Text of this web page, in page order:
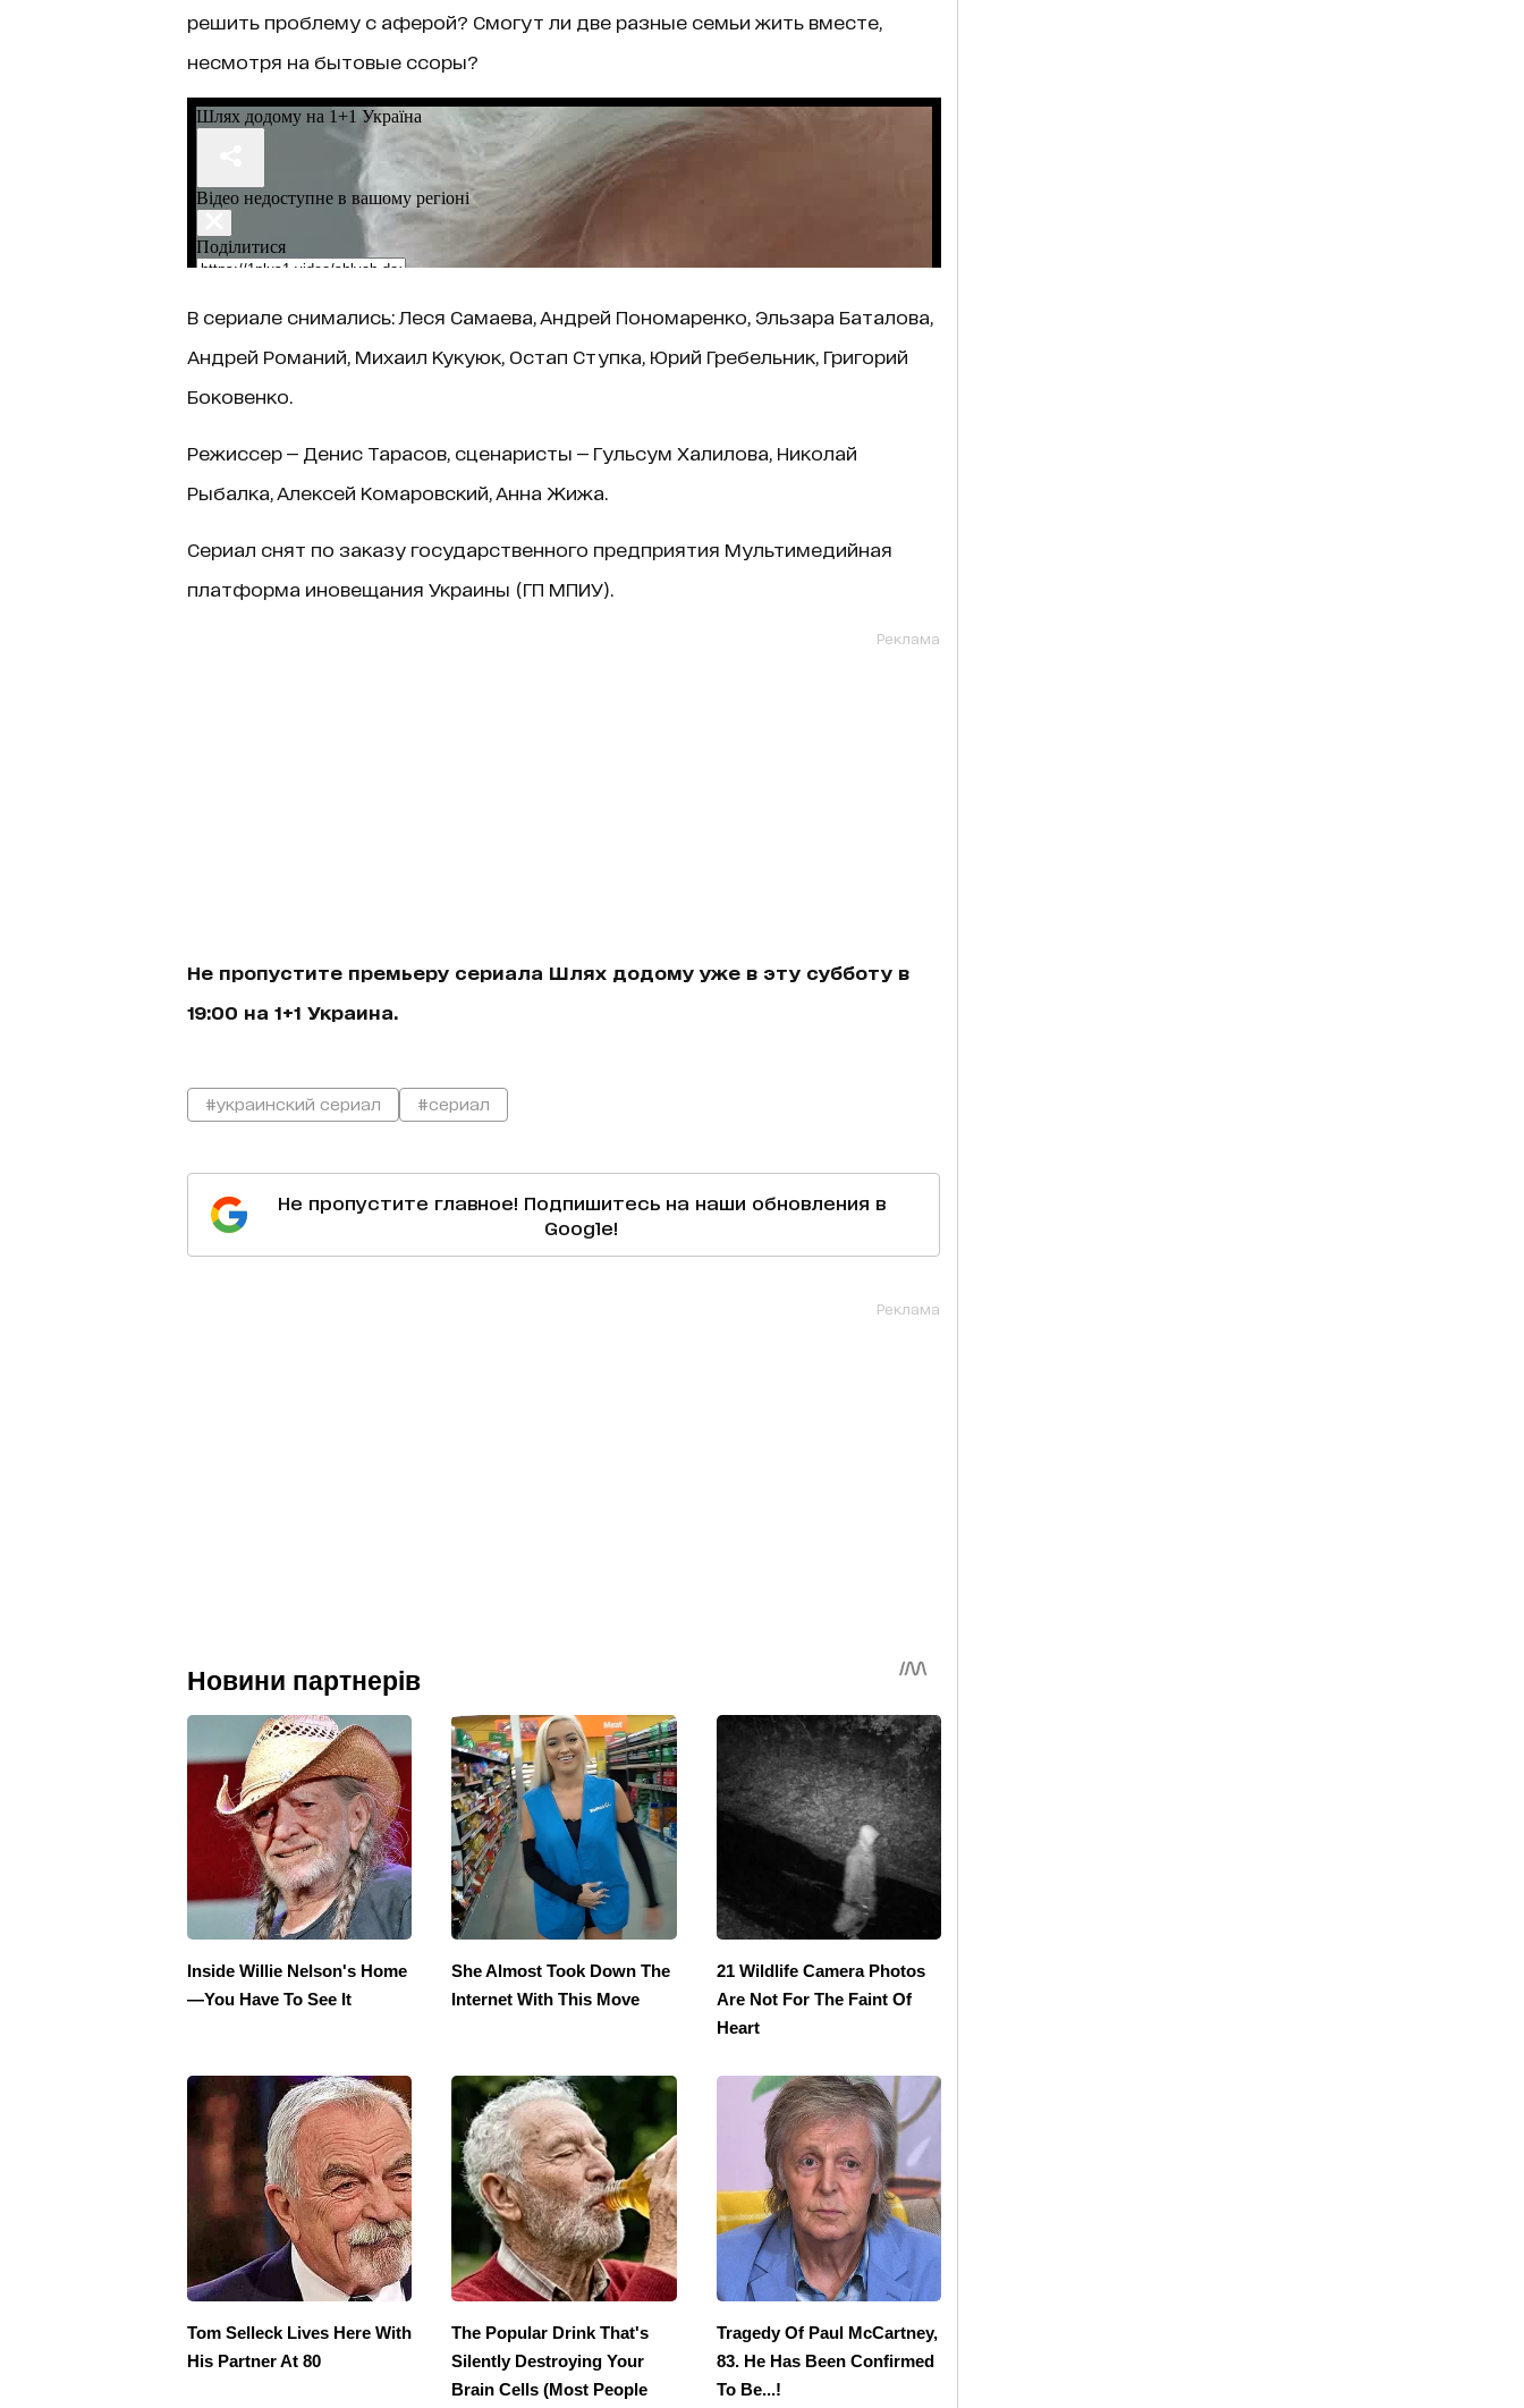
решить проблему с аферой? Смогут ли две разные семьи жить вместе,
несмотря на бытовые ссоры?
В сериале снимались: Леся Самаева, Андрей Пономаренко, Эльзара Баталова,
Андрей Романий, Михаил Кукуюк, Остап Ступка, Юрий Гребельник, Григорий
Боковенко.
Режиссер — Денис Тарасов, сценаристы — Гульсум Халилова, Николай
Рыбалка, Алексей Комаровский, Анна Жижа.
Сериал снят по заказу государственного предприятия Мультимедийная
платформа иновещания Украины (ГП МПИУ).
Реклама
Не пропустите премьеру сериала Шлях додому уже в эту субботу в
19:00 на 1+1 Украина.
#украинский сериал #сериал
Не пропустите главное! Подпишитесь на наши обновления в
Google!
Реклама